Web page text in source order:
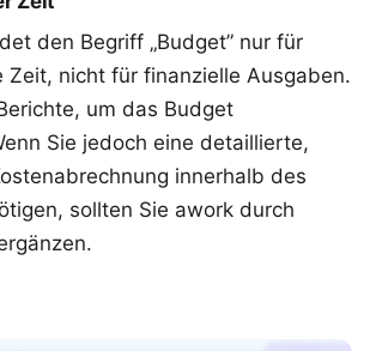
den Begriff „Budget” nur für
Zeit, nicht für finanzielle Ausgaben.
um das Budget
Sie jedoch eine detaillierte,
innerhalb des
sollten Sie awork durch